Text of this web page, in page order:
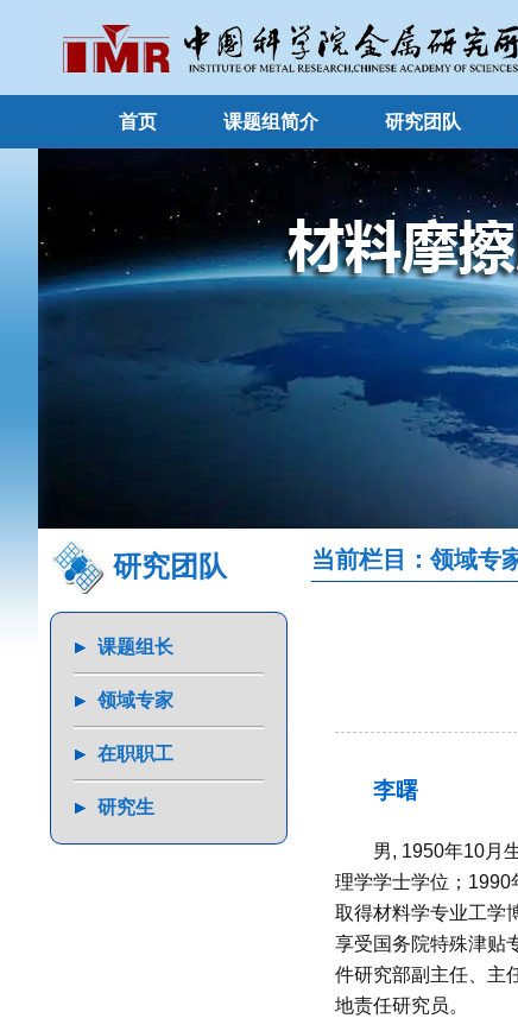
首页 课题组简介 研究团队
研究团队
课题组长
领域专家
在职职工
研究生
当前栏目：领域专
李曙
男, 1950年10月
理学学士学位；1990
取得材料学专业工学
享受国务院特殊津贴
件研究部副主任、主
地责任研究员。